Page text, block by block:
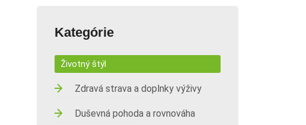
Kategórie
Životný štýl
Zdravá strava a doplnky výživy
Duševná pohoda a rovnováha